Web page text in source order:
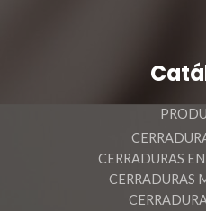
CERRADURAS
CERRADURAS